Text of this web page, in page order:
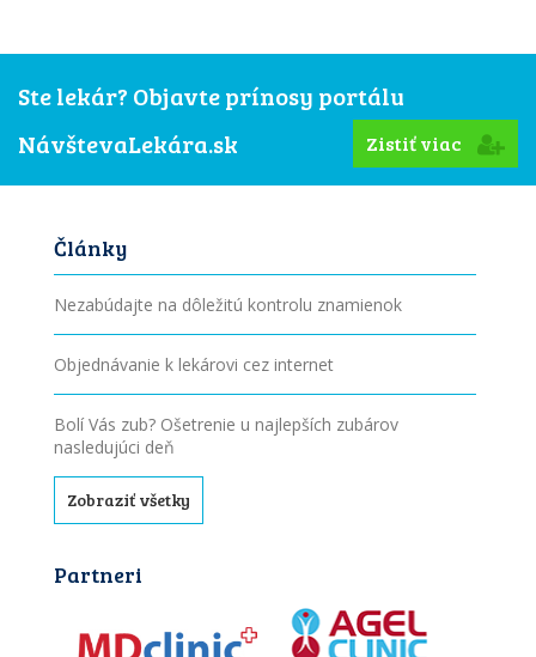
Ste lekár? Objavte prínosy portálu
NávštevaLekára.sk
Zistiť viac
Články
Nezabúdajte na dôležitú kontrolu znamienok
Objednávanie k lekárovi cez internet
Bolí Vás zub? Ošetrenie u najlepších zubárov
nasledujúci deň
Zobraziť všetky
Partneri